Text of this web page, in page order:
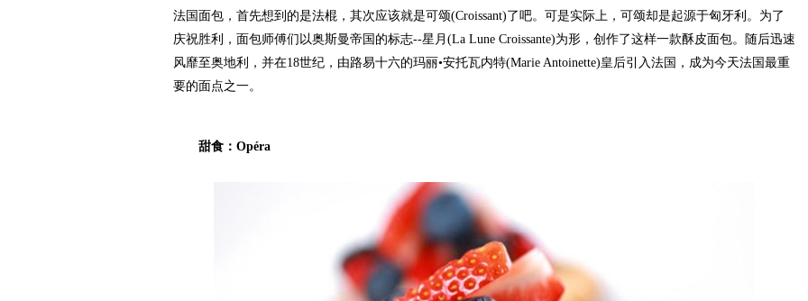
法国面包，首先想到的是法棍，其次应该就是可颂(Croissant)了吧。可是实际上，可颂却是起源于匈牙利。为了
庆祝胜利，面包师傅们以奥斯曼帝国的标志--星月(La Lune Croissante)为形，创作了这样一款酥皮面包。随后迅速
风靡至奥地利，并在18世纪，由路易十六的玛丽•安托瓦内特(Marie Antoinette)皇后引入法国，成为今天法国最重
要的面点之一。
甜食：Opéra